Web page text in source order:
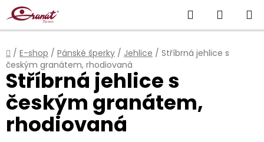
Přejít
na
obsah
Hledat
KOŠÍK
Domů
/ E-shop / Pánské šperky / Jehlice / Stříbrná jehlice s
českým granátem, rhodiovaná
Stříbrná jehlice s
českým granátem,
rhodiovaná